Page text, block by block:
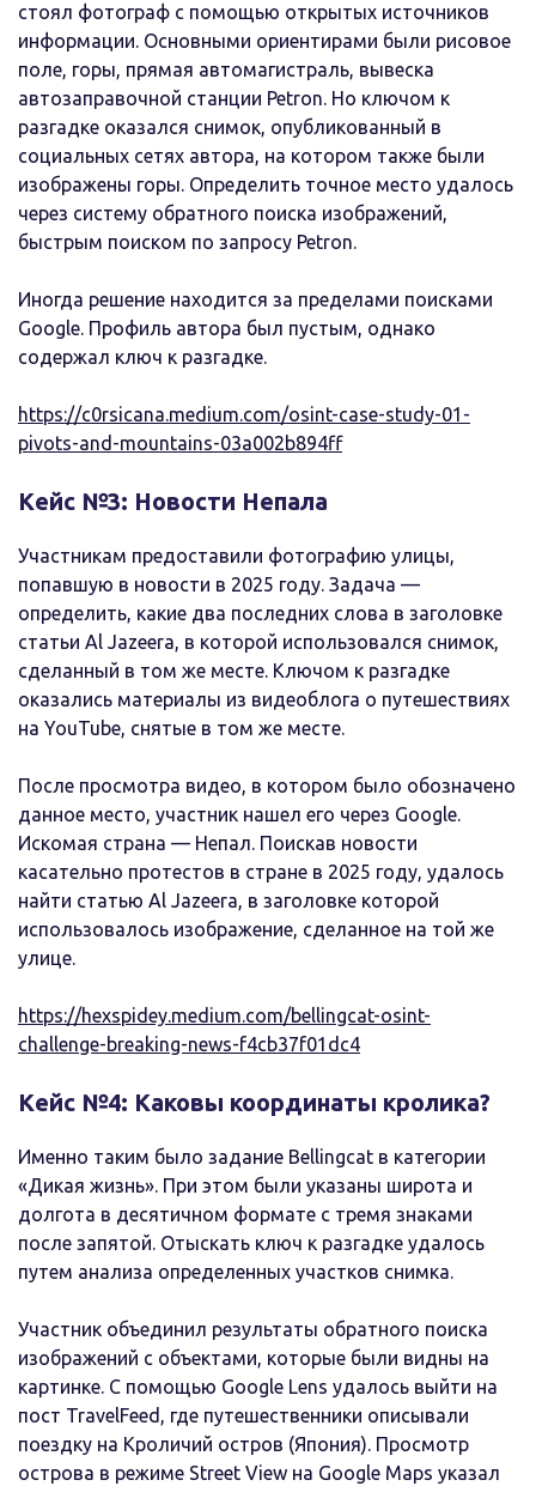
стоял фотограф с помощью открытых источников
информации. Основными ориентирами были рисовое
поле, горы, прямая автомагистраль, вывеска
автозаправочной станции Petron. Но ключом к
разгадке оказался снимок, опубликованный в
социальных сетях автора, на котором также были
изображены горы. Определить точное место удалось
через систему обратного поиска изображений,
быстрым поиском по запросу Petron.
Иногда решение находится за пределами поисками
Google. Профиль автора был пустым, однако
содержал ключ к разгадке.
https://c0rsicana.medium.com/osint-case-study-01-
pivots-and-mountains-03a002b894ff
Кейс №3: Новости Непала
Участникам предоставили фотографию улицы,
попавшую в новости в 2025 году. Задача —
определить, какие два последних слова в заголовке
статьи Al Jazeera, в которой использовался снимок,
сделанный в том же месте. Ключом к разгадке
оказались материалы из видеоблога о путешествиях
на YouTube, снятые в том же месте.
После просмотра видео, в котором было обозначено
данное место, участник нашел его через Google.
Искомая страна — Непал. Поискав новости
касательно протестов в стране в 2025 году, удалось
найти статью Al Jazeera, в заголовке которой
использовалось изображение, сделанное на той же
улице.
https://hexspidey.medium.com/bellingcat-osint-
challenge-breaking-news-f4cb37f01dc4
Кейс №4: Каковы координаты кролика?
Именно таким было задание Bellingcat в категории
«Дикая жизнь». При этом были указаны широта и
долгота в десятичном формате с тремя знаками
после запятой. Отыскать ключ к разгадке удалось
путем анализа определенных участков снимка.
Участник объединил результаты обратного поиска
изображений с объектами, которые были видны на
картинке. С помощью Google Lens удалось выйти на
пост TravelFeed, где путешественники описывали
поездку на Кроличий остров (Япония). Просмотр
острова в режиме Street View на Google Maps указал